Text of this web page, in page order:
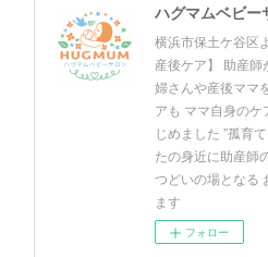
ハグマムベビー
横浜市保土ケ谷区
産後ケア】 助産
婦さんや産後ママ
アも ママ自身の
じめました ”孤育
たの身近に助産師
つどいの場となる
ます
フォロー